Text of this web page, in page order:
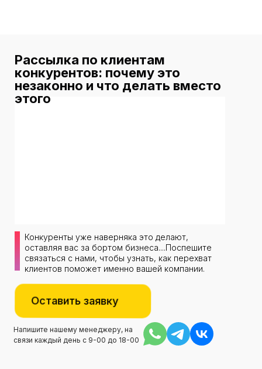
Рассылка по клиентам
конкурентов: почему это
незаконно и что делать вместо
этого
Напишите нашему менеджеру, на
связи каждый день с 9-00 до 18-00
Конкуренты уже наверняка это делают,
оставляя вас за бортом бизнеса....Поспешите
связаться с нами, чтобы узнать, как перехват
клиентов поможет именно вашей компании.
Оставить заявку